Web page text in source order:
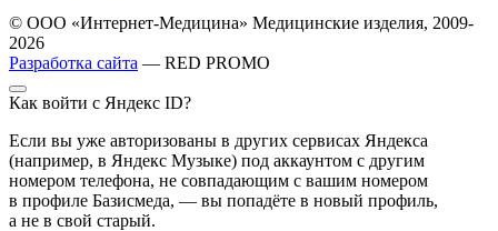
© ООО «Интернет-Медицина» Медицинские изделия, 2009-
2026
Разработка сайта — RED PROMO
Как войти с Яндекс ID?
Если вы уже авторизованы в других сервисах Яндекса
(например, в Яндекс Музыке) под аккаунтом с другим
номером телефона, не совпадающим с вашим номером
в профиле Базисмеда, — вы попадёте в новый профиль,
а не в свой старый.